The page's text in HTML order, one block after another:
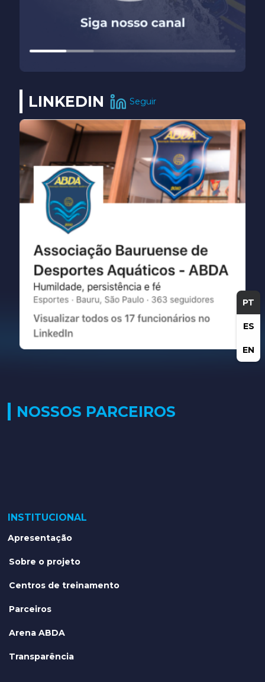
PT
ES
EN
LINKEDIN Seguir
NOSSOS PARCEIROS
INSTITUCIONAL
Apresentação
Sobre o projeto
Centros de treinamento
Parceiros
Arena ABDA
Transparência